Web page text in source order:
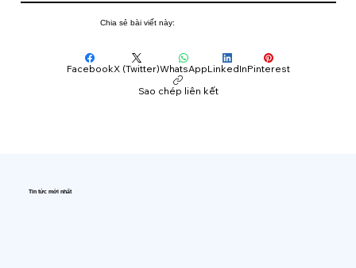
Chia sẻ bài viết này:
FacebookX (Twitter)WhatsAppLinkedInPinterest
Sao chép liên kết
Tin tức mới nhất